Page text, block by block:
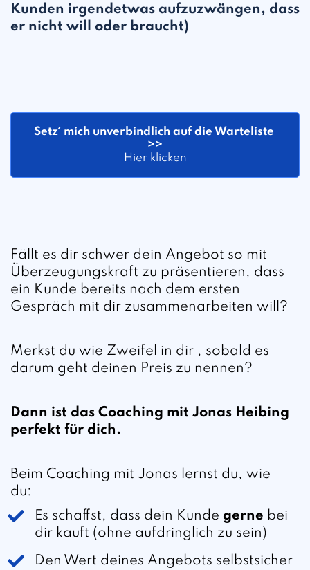
Kunden irgendetwas aufzuzwängen, dass
er nicht will oder braucht)
Setz´ mich unverbindlich auf die Warteliste
>>
Hier klicken
Fällt es dir schwer dein Angebot so mit
Überzeugungskraft zu präsentieren, dass
ein Kunde bereits nach dem ersten
Gespräch mit dir zusammenarbeiten will?
Merkst du wie Zweifel in dir , sobald es
darum geht deinen Preis zu nennen?
Dann ist das Coaching mit Jonas Heibing
perfekt für dich.
Beim Coaching mit Jonas lernst du, wie
du:
Es schaffst, dass dein Kunde gerne bei
dir kauft (ohne aufdringlich zu sein)
Den Wert deines Angebots selbstsicher